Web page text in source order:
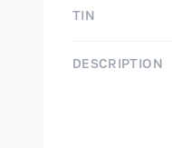
TIN
DESCRIPTION